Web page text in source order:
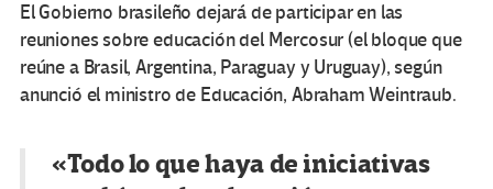
El Gobierno brasileño dejará de participar en las
reuniones sobre educación del Mercosur (el bloque que
reúne a Brasil, Argentina, Paraguay y Uruguay), según
anunció el ministro de Educación, Abraham Weintraub.
«Todo lo que haya de iniciativas